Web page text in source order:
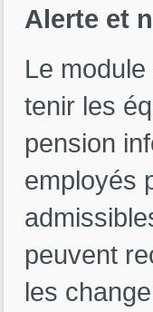
Alerte et
Le
tenir les
pension
employés
peuvent
les